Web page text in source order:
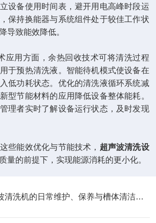
设备使用时间表，避开用电高峰时段运
保持换能器与系统组件处于较佳工作状
导致能效降低。
用方面，余热回收技术可将清洗过程
于预热清洗液。智能待机模式使设备在
低功耗状态。优化的清洗液循环系统减
型节能材料的应用降低设备整体能耗。
理者实时了解设备运行状态，及时发现
能效优化与节能技术， 超声波清洗设
量的前提下，实现能源消耗的更小化。
超声波清洗机的日常维护、保养与槽体清洁要诀